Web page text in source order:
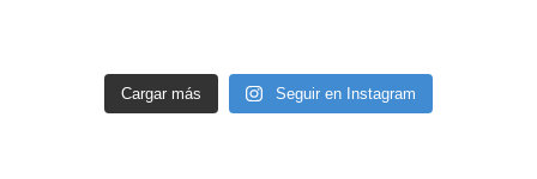
Cargar más Seguir en Instagram